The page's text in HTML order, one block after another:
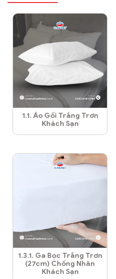
1.1. Áo Gối Trắng Trơn
Khách Sạn
1.3.1. Ga Bọc Trắng Trơn
(27cm) Chống Nhăn
Khách Sạn